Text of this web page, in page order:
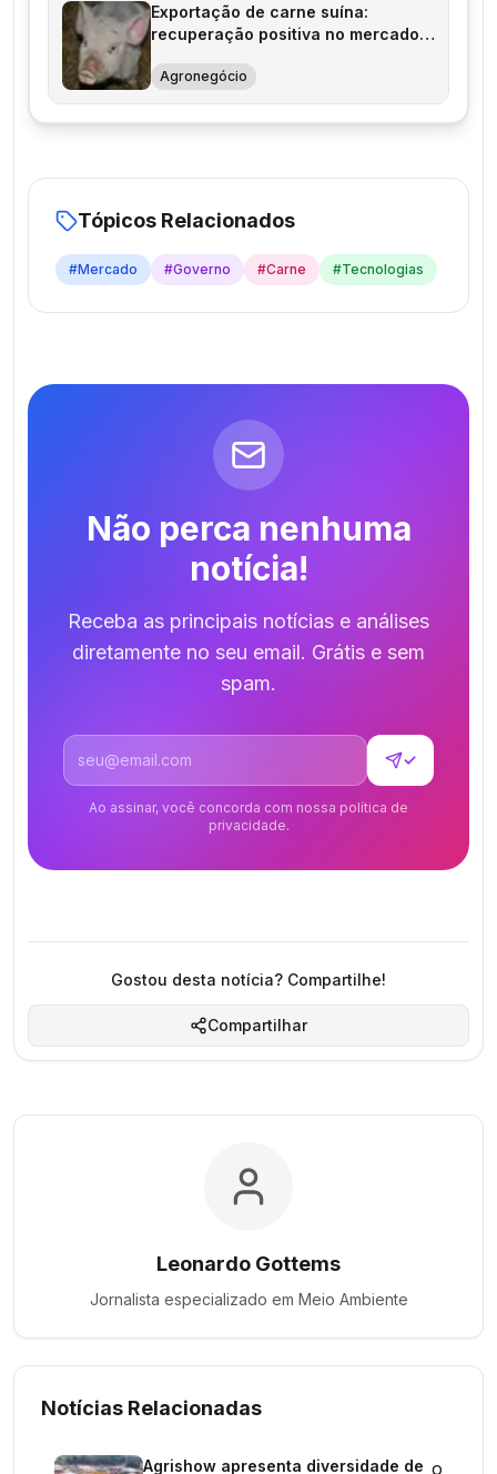
Exportação de carne suína:
recuperação positiva no mercado
Agronegócio
Tópicos Relacionados
#Mercado #Governo #Carne #Tecnologias
Não perca nenhuma
notícia!
Receba as principais notícias e análises
diretamente no seu email. Grátis e sem
spam.
Endereço de email
✓
Ao assinar, você concorda com nossa política de
privacidade.
Gostou desta notícia? Compartilhe!
Compartilhar
Leonardo Gottems
Jornalista especializado em Meio Ambiente
Notícias Relacionadas
Agrishow apresenta diversidade de o